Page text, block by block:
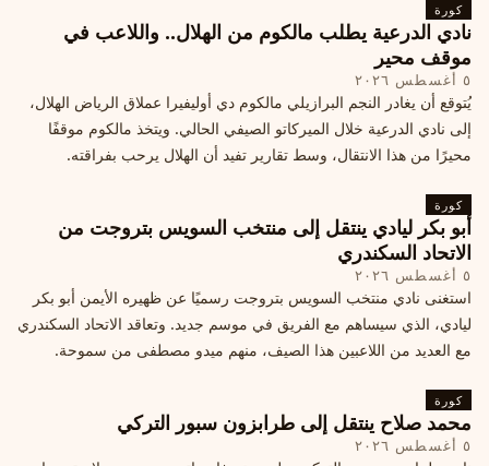
كورة
نادي الدرعية يطلب مالكوم من الهلال.. واللاعب في
موقف محير
٥ أغسطس ٢٠٢٦
يُتوقع أن يغادر النجم البرازيلي مالكوم دي أوليفيرا عملاق الرياض الهلال،
إلى نادي الدرعية خلال الميركاتو الصيفي الحالي. ويتخذ مالكوم موقفًا
محيرًا من هذا الانتقال، وسط تقارير تفيد أن الهلال يرحب بفراقته.
كورة
أبو بكر ليادي ينتقل إلى منتخب السويس بتروجت من
الاتحاد السكندري
٥ أغسطس ٢٠٢٦
استغنى نادي منتخب السويس بتروجت رسميًا عن ظهيره الأيمن أبو بكر
ليادي، الذي سيساهم مع الفريق في موسم جديد. وتعاقد الاتحاد السكندري
مع العديد من اللاعبين هذا الصيف، منهم ميدو مصطفى من سموحة.
كورة
محمد صلاح ينتقل إلى طرابزون سبور التركي
٥ أغسطس ٢٠٢٦